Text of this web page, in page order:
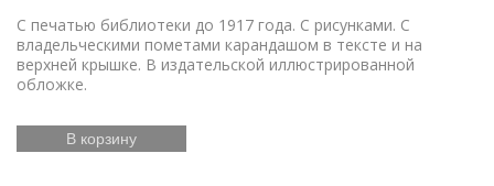
С печатью библиотеки до 1917 года. С рисунками. С
владельческими пометами карандашом в тексте и на
верхней крышке. В издательской иллюстрированной
обложке.
В корзину